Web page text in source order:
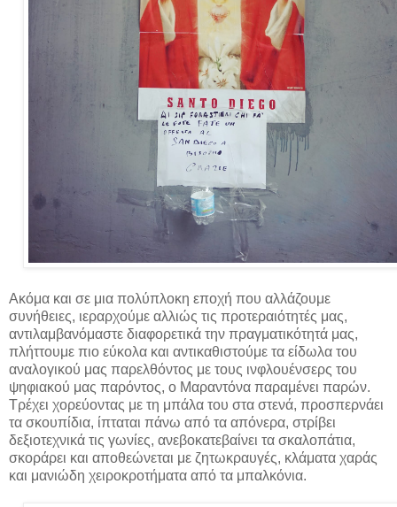
Ακόμα και σε μια πολύπλοκη εποχή που αλλάζουμε
συνήθειες, ιεραρχούμε αλλιώς τις προτεραιότητές μας,
αντιλαμβανόμαστε διαφορετικά την πραγματικότητά μας,
πλήττουμε πιο εύκολα και αντικαθιστούμε τα είδωλα του
αναλογικού μας παρελθόντος με τους ινφλουένσερς του
ψηφιακού μας παρόντος, ο Μαραντόνα παραμένει παρών.
Τρέχει χορεύοντας με τη μπάλα του στα στενά, προσπερνάει
τα σκουπίδια, ίπταται πάνω από τα απόνερα, στρίβει
δεξιοτεχνικά τις γωνίες, ανεβοκατεβαίνει τα σκαλοπάτια,
σκοράρει και αποθεώνεται με ζητωκραυγές, κλάματα χαράς
και μανιώδη χειροκροτήματα από τα μπαλκόνια.